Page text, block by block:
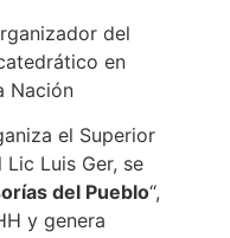
del
en
Nación
el Superior
Luis Ger, se
del Pueblo“,
y genera